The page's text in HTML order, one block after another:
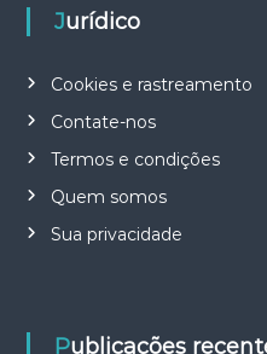
Jurídico
Cookies e rastreamento
Contate-nos
Termos e condições
Quem somos
Sua privacidade
Publicações